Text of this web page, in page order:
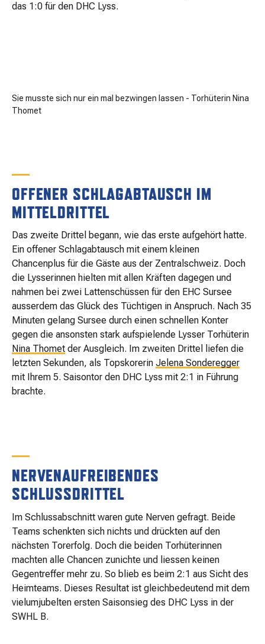
das 1:0 für den DHC Lyss.
Sie musste sich nur ein mal bezwingen lassen - Torhüterin Nina
Thomet
OFFENER SCHLAGABTAUSCH IM
MITTELDRITTEL
Das zweite Drittel begann, wie das erste aufgehört hatte.
Ein offener Schlagabtausch mit einem kleinen
Chancenplus für die Gäste aus der Zentralschweiz. Doch
die Lysserinnen hielten mit allen Kräften dagegen und
nahmen bei zwei Lattenschüssen für den EHC Sursee
ausserdem das Glück des Tüchtigen in Anspruch. Nach 35
Minuten gelang Sursee durch einen schnellen Konter
gegen die ansonsten stark aufspielende Lysser Torhüterin
Nina Thomet der Ausgleich. Im zweiten Drittel liefen die
letzten Sekunden, als Topskorerin Jelena Sonderegger
mit Ihrem 5. Saisontor den DHC Lyss mit 2:1 in Führung
brachte.
NERVENAUFREIBENDES
SCHLUSSDRITTEL
Im Schlussabschnitt waren gute Nerven gefragt. Beide
Teams schenkten sich nichts und drückten auf den
nächsten Torerfolg. Doch die beiden Torhüterinnen
machten alle Chancen zunichte und liessen keinen
Gegentreffer mehr zu. So blieb es beim 2:1 aus Sicht des
Heimteams. Dieses Resultat ist gleichbedeutend mit dem
vielumjubelten ersten Saisonsieg des DHC Lyss in der
SWHL B.